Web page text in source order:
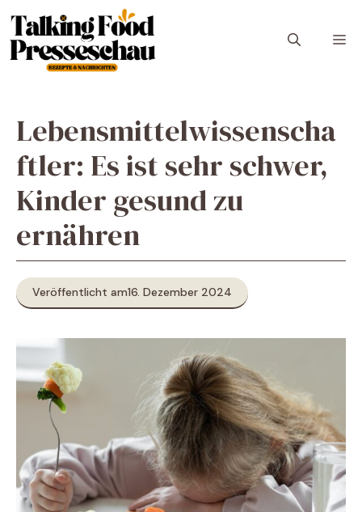
Inhalt
springen
Lebensmittelwissenscha
ftler: Es ist sehr schwer,
Kinder gesund zu
ernähren
Veröffentlicht am16. Dezember 2024